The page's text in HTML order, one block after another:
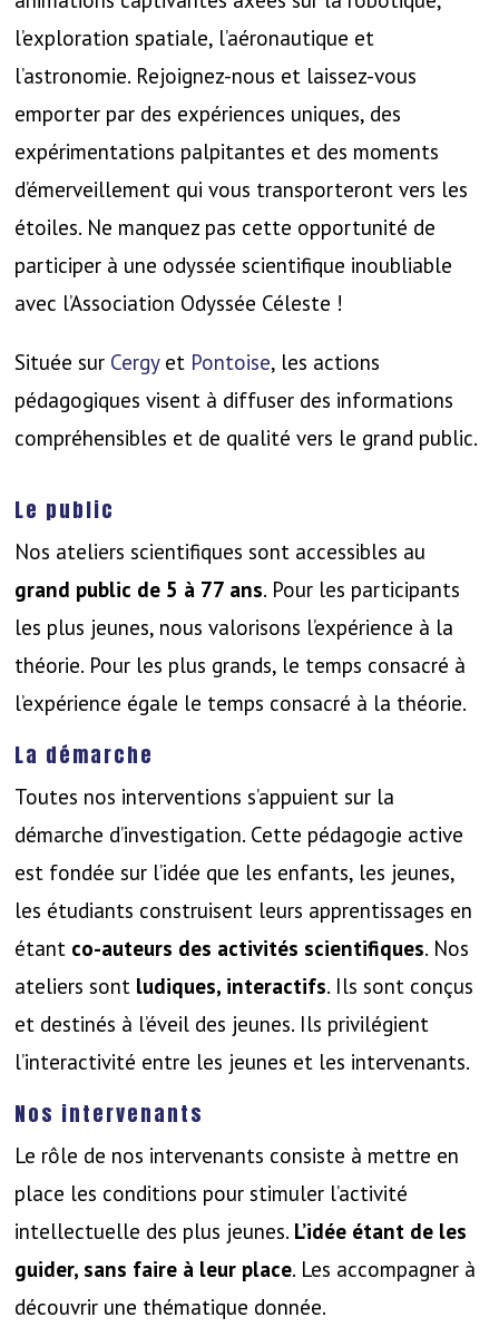
l’exploration spatiale, l’aéronautique et
l’astronomie. Rejoignez-nous et laissez-vous
emporter par des expériences uniques, des
expérimentations palpitantes et des moments
d’émerveillement qui vous transporteront vers les
étoiles. Ne manquez pas cette opportunité de
participer à une odyssée scientifique inoubliable
avec l’Association Odyssée Céleste !
Située sur Cergyet Pontoise, les actions
pédagogiques visent à diffuser des informations
compréhensibles et de qualité vers le grand public.
Le public
Nos ateliers scientifiques sont accessibles au
grand public de 5 à 77 ans. Pour les participants
les plus jeunes, nous valorisons l’expérience à la
théorie. Pour les plus grands, le temps consacré à
l’expérience égale le temps consacré à la théorie.
La démarche
Toutes nos interventions s’appuient sur la
démarche d’investigation. Cette pédagogie active
est fondée sur l’idée que les enfants, les jeunes,
les étudiants construisent leurs apprentissages en
étant co-auteurs des activités scientifiques. Nos
ateliers sont ludiques, interactifs. Ils sont conçus
et destinés à l’éveil des jeunes. Ils privilégient
l’interactivité entre les jeunes et les intervenants.
Nos intervenants
Le rôle de nos intervenants consiste à mettre en
place les conditions pour stimuler l’activité
intellectuelle des plus jeunes. L’idée étant de les
guider, sans faire à leur place. Les accompagner à
découvrir une thématique donnée.